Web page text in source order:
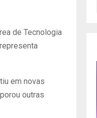
de Tecnologia
em novas
outras